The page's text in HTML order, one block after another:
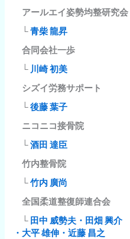
アールエイ姿勢均整研究会
└青柴 龍昇
合同会社一歩
└ 川崎 初美
シズイ労務サポート
└後藤 葉子
ニコニコ接骨院
└酒田 達臣
竹内整骨院
└竹内 廣尚
全国柔道整復師連合会
└ 田中 威勢夫・田畑 興介
・大平 雄伸・近藤 昌之